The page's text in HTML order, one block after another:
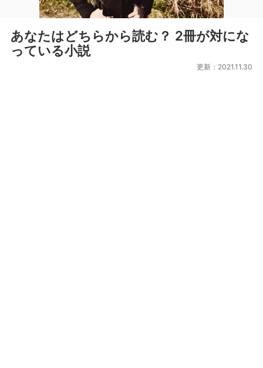
あなたはどちらから読む？ 2冊が対にな
っている小説
更新：2021.11.30